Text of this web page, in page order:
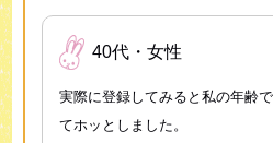
40代・女性
実際に登録してみると私の年齢
てホッとしました。